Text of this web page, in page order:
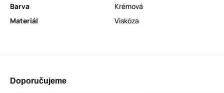
Barva
Krémová
Materiál
Viskóza
Doporučujeme